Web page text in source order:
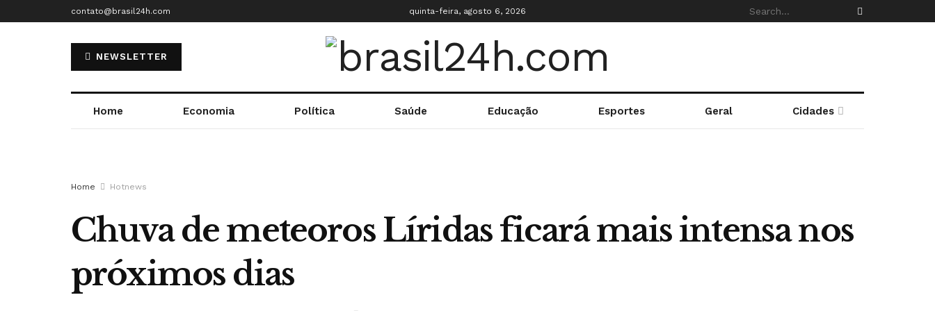
contato@brasil24h.com quinta-feira, agosto 6, 2026
NEWSLETTER
Home Economia Política Saúde Educação Esportes Geral Cidades
Home Hotnews
Chuva de meteoros Líridas ficará mais intensa nos
próximos dias